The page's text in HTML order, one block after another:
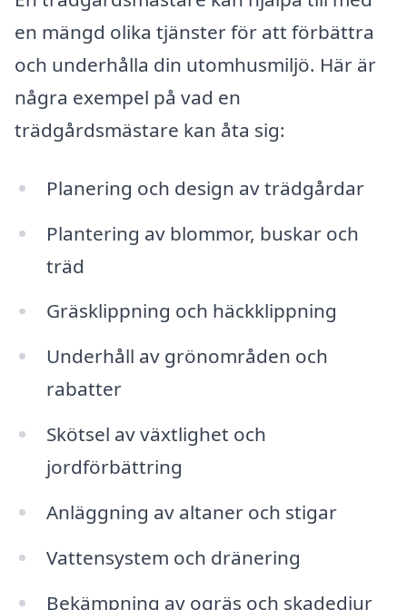
en mängd olika tjänster för att förbättra
och underhålla din utomhusmiljö. Här är
några exempel på vad en
trädgårdsmästare kan åta sig:
Planering och design av trädgårdar
Plantering av blommor, buskar och
träd
Gräsklippning och häckklippning
Underhåll av grönområden och
rabatter
Skötsel av växtlighet och
jordförbättring
Anläggning av altaner och stigar
Vattensystem och dränering
Bekämpning av ogräs och skadedjur